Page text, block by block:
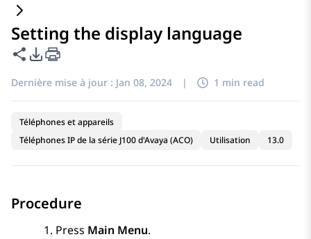
Setting the display language
Partager cette page
Options d'exportation PDF
Dernière mise à jour : Jan 08, 2024 | 1 min read
Téléphones et appareils
Téléphones IP de la série J100 d'Avaya (ACO)
Utilisation 13.0
Procedure
Press Main Menu.